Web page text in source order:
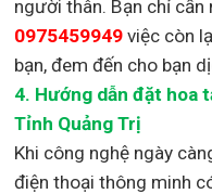
người thân. Bạn chỉ cần
0975459949việc còn
bạn, đem đến cho bạn
4. Hướng dẫn đặt
Tỉnh Quảng Trị
Khi công nghệ ngày
điện thoại thông minh